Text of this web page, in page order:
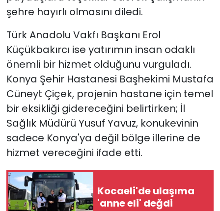
şehre hayırlı olmasını diledi.
Türk Anadolu Vakfı Başkanı Erol
Küçükbakırcı ise yatırımın insan odaklı
önemli bir hizmet olduğunu vurguladı.
Konya Şehir Hastanesi Başhekimi Mustafa
Cüneyt Çiçek, projenin hastane için temel
bir eksikliği gidereceğini belirtirken; İl
Sağlık Müdürü Yusuf Yavuz, konukevinin
sadece Konya'ya değil bölge illerine de
hizmet vereceğini ifade etti.
Kocaeli'de ulaşıma
'anne eli' değdi